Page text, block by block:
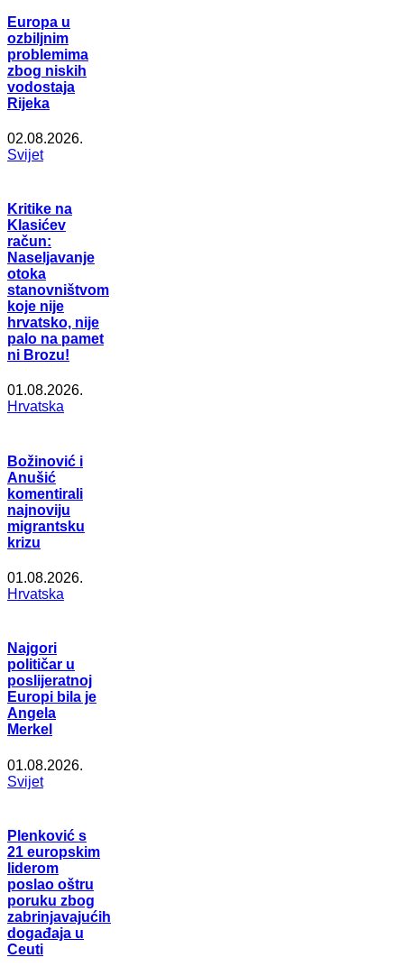
Europa u
ozbiljnim
problemima
zbog niskih
vodostaja
Rijeka
02.08.2026.
Svijet
Kritike na
Klasićev
račun:
Naseljavanje
otoka
stanovništvom
koje nije
hrvatsko, nije
palo na pamet
ni Brozu!
01.08.2026.
Hrvatska
Božinović i
Anušić
komentirali
najnoviju
migrantsku
krizu
01.08.2026.
Hrvatska
Najgori
političar u
poslijeratnoj
Europi bila je
Angela
Merkel
01.08.2026.
Svijet
Plenković s
21 europskim
liderom
poslao oštru
poruku zbog
zabrinjavajućih
događaja u
Ceuti